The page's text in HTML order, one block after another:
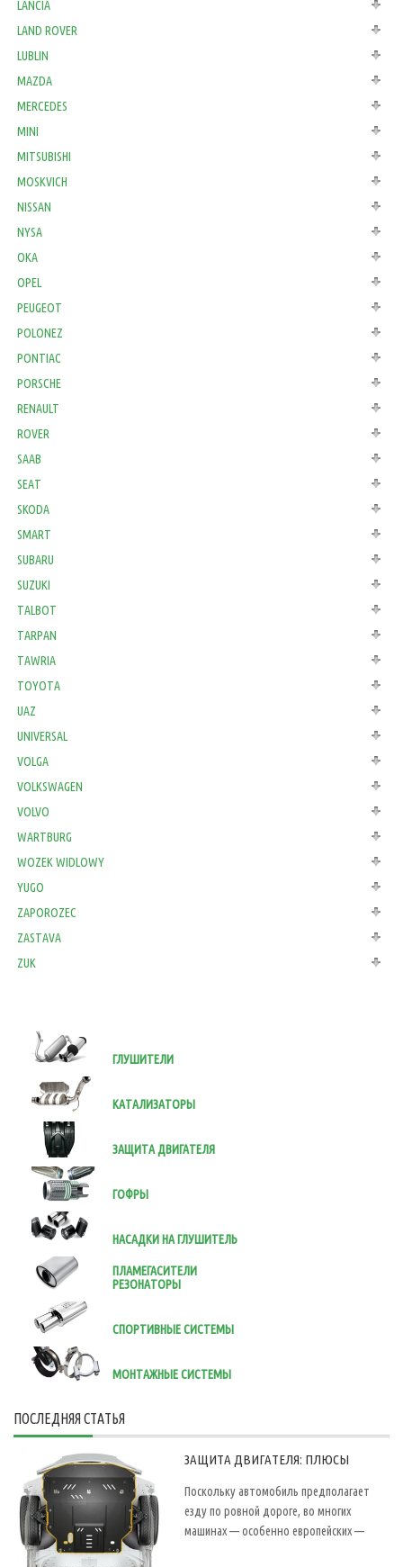
LANCIA
LAND ROVER
LUBLIN
MAZDA
MERCEDES
MINI
MITSUBISHI
MOSKVICH
NISSAN
NYSA
OKA
OPEL
PEUGEOT
POLONEZ
PONTIAC
PORSCHE
RENAULT
ROVER
SAAB
SEAT
SKODA
SMART
SUBARU
SUZUKI
TALBOT
TARPAN
TAWRIA
TOYOTA
UAZ
UNIVERSAL
VOLGA
VOLKSWAGEN
VOLVO
WARTBURG
WOZEK WIDLOWY
YUGO
ZAPOROZEC
ZASTAVA
ZUK
ГЛУШИТЕЛИ
КАТАЛИЗАТОРЫ
ЗАЩИТА ДВИГАТЕЛЯ
ГОФРЫ
НАСАДКИ НА ГЛУШИТЕЛЬ
ПЛАМЕГАСИТЕЛИ
РЕЗОНАТОРЫ
СПОРТИВНЫЕ СИСТЕМЫ
МОНТАЖНЫЕ СИСТЕМЫ
ПОСЛЕДНЯЯ СТАТЬЯ
ЗАЩИТА ДВИГАТЕЛЯ: ПЛЮСЫ
Поскольку автомобиль предполагает
езду по ровной дороге, во многих
машинах — особенно европейских —